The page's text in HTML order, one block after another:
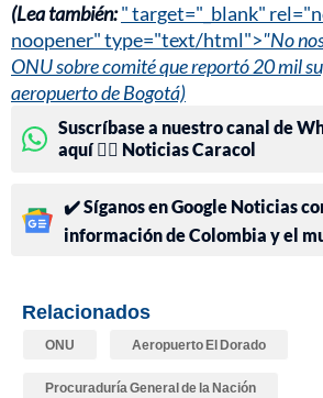
(Lea también:" target="_blank"
noopener" type="text/html">"No
ONU sobre comité que reportó 20 mil
aeropuerto de Bogotá)
Suscríbase a nuestro canal de
aquí 👉🏻 Noticias Caracol
✔️ Síganos en Google Noticias
información de Colombia y el
Relacionados
ONU Aeropuerto El Dorado
Procuraduría General de la Nación